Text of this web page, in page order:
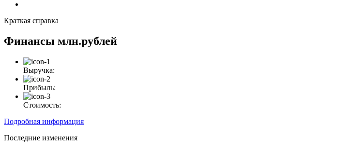
Краткая справка
Финансы млн.рублей
Выручка:
Прибыль:
Стоимость:
Подробная информация
Последние изменения